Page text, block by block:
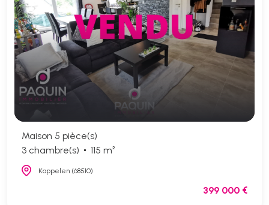
Maison 5 pièce(s)
3 chambre(s)
115 m²
Kappelen (68510)
399 000 €